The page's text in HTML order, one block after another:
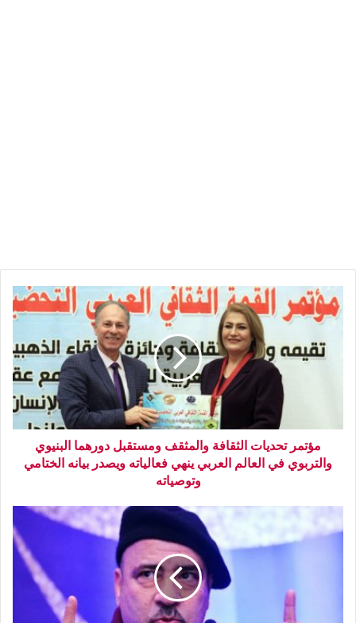
مؤتمر تحديات الثقافة والمثقف ومستقبل دورهما البنيوي
والتربوي في العالم العربي ينهي فعالياته ويصدر بيانه الختامي
وتوصياته